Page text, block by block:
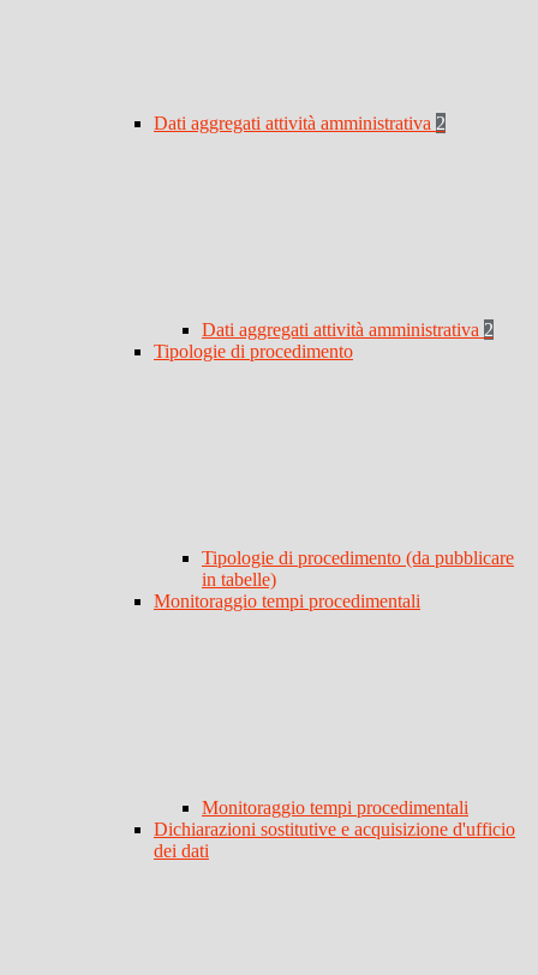
Dati aggregati attività amministrativa 2
Dati aggregati attività amministrativa 2
Tipologie di procedimento
Tipologie di procedimento (da pubblicare
in tabelle)
Monitoraggio tempi procedimentali
Monitoraggio tempi procedimentali
Dichiarazioni sostitutive e acquisizione d'ufficio
dei dati